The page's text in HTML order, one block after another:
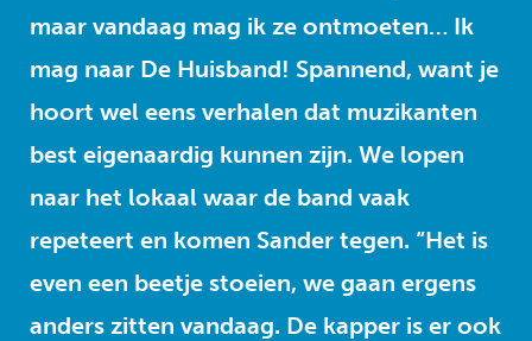
maar vandaag mag ik ze ontmoeten… Ik
mag naar De Huisband! Spannend, want je
hoort wel eens verhalen dat muzikanten
best eigenaardig kunnen zijn. We lopen
naar het lokaal waar de band vaak
repeteert en komen Sander tegen. “Het is
even een beetje stoeien, we gaan ergens
anders zitten vandaag. De kapper is er ook